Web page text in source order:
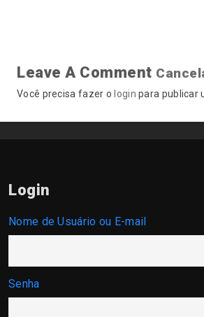
Leave A Comment
Você precisa fazer o login para publicar
Login
Nome de Usuário ou E-mail
Senha